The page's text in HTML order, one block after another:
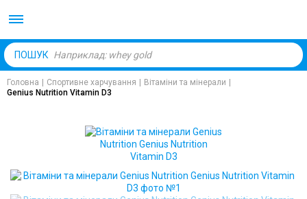
ПОШУК
Головна Спортивне харчування Вітаміни та мінерали
Genius Nutrition Vitamin D3